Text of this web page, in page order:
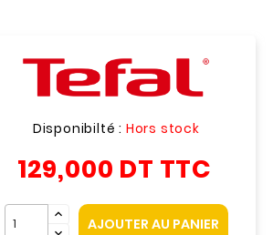
Disponibilté : Hors stock
129,000 DT TTC
AJOUTER AU PANIER